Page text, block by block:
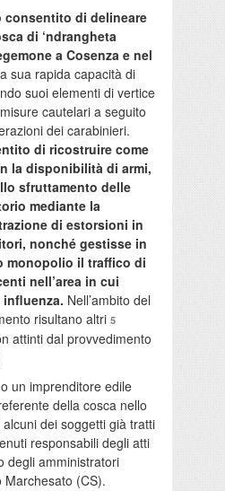
consentito di delineare
di ‘ndrangheta
a Cosenza e nel
sua rapida capacità di
suoi elementi di vertice
cautelari a seguito
dei carabinieri.
di ricostruire come
la disponibilità di armi,
sfruttamento delle
mediante la
di estorsioni in
nonché gestisse in
monopolio il traffico di
nell’area in cui
Nell’ambito del
risultano altri 5
attinti dal provvedimento
un imprenditore edile
della cosca nello
dei soggetti già tratti
responsabili degli atti
degli amministratori
(CS).